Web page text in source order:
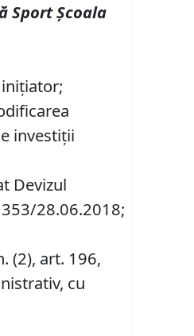
Sport Şcoala
investiții
Devizul
28.06.2018;
(2), art. 196,
cu